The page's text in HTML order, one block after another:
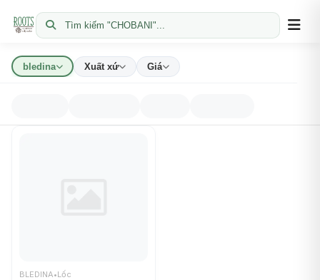
Tìm kiếm "CHOBANI"...
bledina Xuất xứ Giá
BLEDINA•Lốc